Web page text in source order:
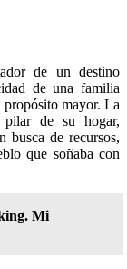
de un destino
de una familia
mayor. La
pilar de su hogar,
busca de recursos,
que soñaba con
Mi